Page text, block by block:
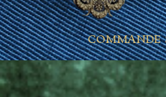
COMMANDE